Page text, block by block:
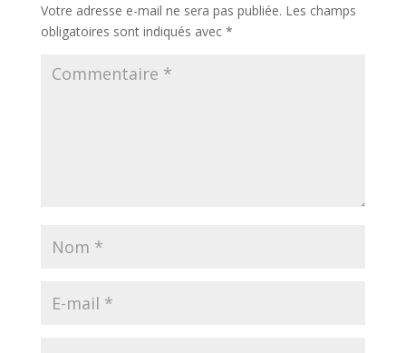
Votre adresse e-mail ne sera pas publiée. Les champs
obligatoires sont indiqués avec *